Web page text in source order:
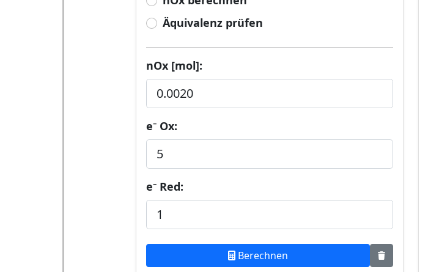
Äquivalenz prüfen
nOx [mol]:
e⁻ Ox:
e⁻ Red:
Berechnen